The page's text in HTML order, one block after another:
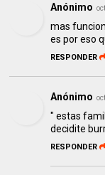
Anónimo
mas
es por eso
RESPONDER
Anónimo
" estas
decidite
RESPONDER